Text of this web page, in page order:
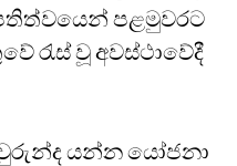
පළමුවරට
රැස් වූ අවස්ථාවේදී
යන්න යෝජනා